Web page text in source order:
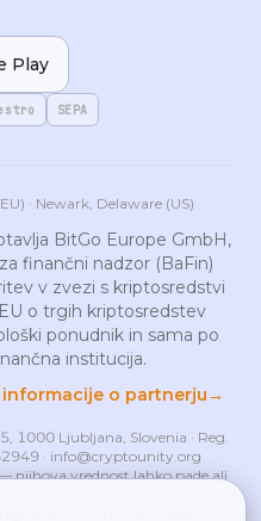
Play
SEPA
· Newark, Delaware (US)
BitGo Europe GmbH,
finančni nadzor (BaFin)
v zvezi s kriptosredstvi
o trgih kriptosredstev
ponudnik in sama po
institucija.
o partnerju→
1000 Ljubljana, Slovenia · Reg.
· info@cryptounity.org
njihova vrednost lahko pade ali
prihodnjih. CryptoUnity ni
hrambo in izvedbo